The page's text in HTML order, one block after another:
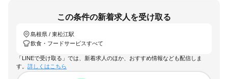
この条件の新着求人を受け取る
島根県 / 東松江駅
飲食・フードサービスすべて
「LINEで受け取る」では、新着求人のほか、おすすめ情報なども配信しま
す。 詳しくはこちら